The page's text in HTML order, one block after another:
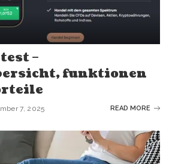
–
funktionen
7, 2025 READ MORE